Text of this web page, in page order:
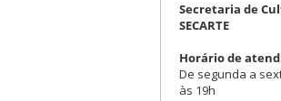
Secretaria de
SECARTE
Horário de
De segunda a
às 19h